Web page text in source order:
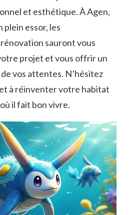
et esthétique. À Agen,
plein essor, les
sauront vous
projet et vous offrir un
vos attentes. N’hésitez
à réinventer votre habitat
il fait bon vivre.